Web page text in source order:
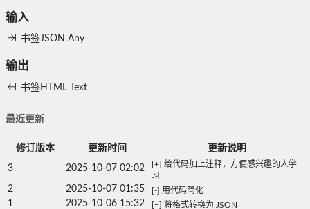
输入
书签JSON Any
输出
书签HTML Text
最近更新
修订版本 更新时间 更新说明
3 2025-10-07 02:02
[+] 给代码加上注释，方便感兴趣的人学
习
2 2025-10-07 01:35 [-] 用代码简化
1 2025-10-06 15:32 [=] 将格式转换为 JSON